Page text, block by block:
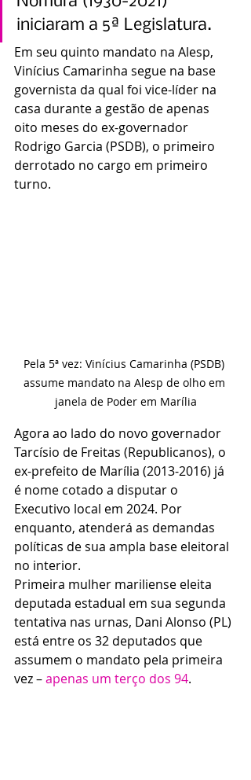
iniciaram a 5ª Legislatura.
Em seu quinto mandato na Alesp,
Vinícius Camarinha segue na base
governista da qual foi vice-líder na
casa durante a gestão de apenas
oito meses do ex-governador
Rodrigo Garcia (PSDB), o primeiro
derrotado no cargo em primeiro
turno.
Pela 5ª vez: Vinícius Camarinha (PSDB)
assume mandato na Alesp de olho em
janela de Poder em Marília
Agora ao lado do novo governador
Tarcísio de Freitas (Republicanos), o
ex-prefeito de Marília (2013-2016) já
é nome cotado a disputar o
Executivo local em 2024. Por
enquanto, atenderá as demandas
políticas de sua ampla base eleitoral
no interior.
Primeira mulher mariliense eleita
deputada estadual em sua segunda
tentativa nas urnas, Dani Alonso (PL)
está entre os 32 deputados que
assumem o mandato pela primeira
vez – apenas um terço dos 94.